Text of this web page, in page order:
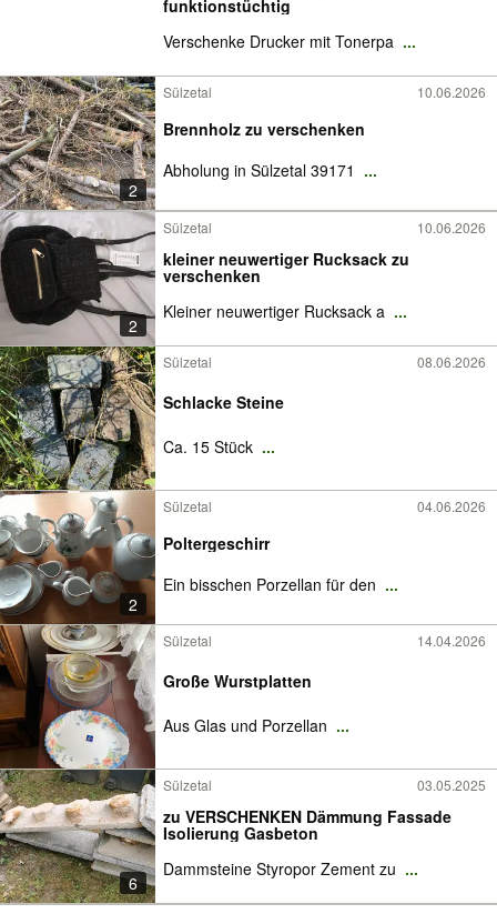
funktionstüchtig
Verschenke Drucker mit Tonerpa ...
2
Sülzetal 10.06.2026
Brennholz zu verschenken
Abholung in Sülzetal 39171 ...
2
Sülzetal 10.06.2026
kleiner neuwertiger Rucksack zu
verschenken
Kleiner neuwertiger Rucksack a ...
Sülzetal 08.06.2026
Schlacke Steine
Ca. 15 Stück ...
2
Sülzetal 04.06.2026
Poltergeschirr
Ein bisschen Porzellan für den ...
Sülzetal 14.04.2026
Große Wurstplatten
Aus Glas und Porzellan ...
6
Sülzetal 03.05.2025
zu VERSCHENKEN Dämmung Fassade
Isolierung Gasbeton
Dammsteine Styropor Zement zu ...